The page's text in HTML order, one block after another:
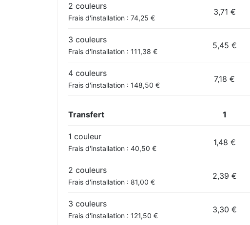
2 couleurs
Frais d'installation : 74,25 €
3,71 €
3 couleurs
Frais d'installation : 111,38 €
5,45 €
4 couleurs
Frais d'installation : 148,50 €
7,18 €
Transfert 1
1 couleur
Frais d'installation : 40,50 €
1,48 €
2 couleurs
Frais d'installation : 81,00 €
2,39 €
3 couleurs
Frais d'installation : 121,50 €
3,30 €